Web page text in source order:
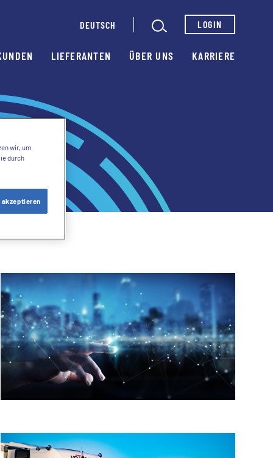
DEUTSCH LOGIN
LIEFERANTEN ÜBER UNS KARRIERE
wir, um
durch